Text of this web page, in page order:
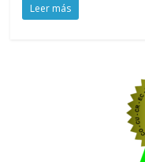
Leer más